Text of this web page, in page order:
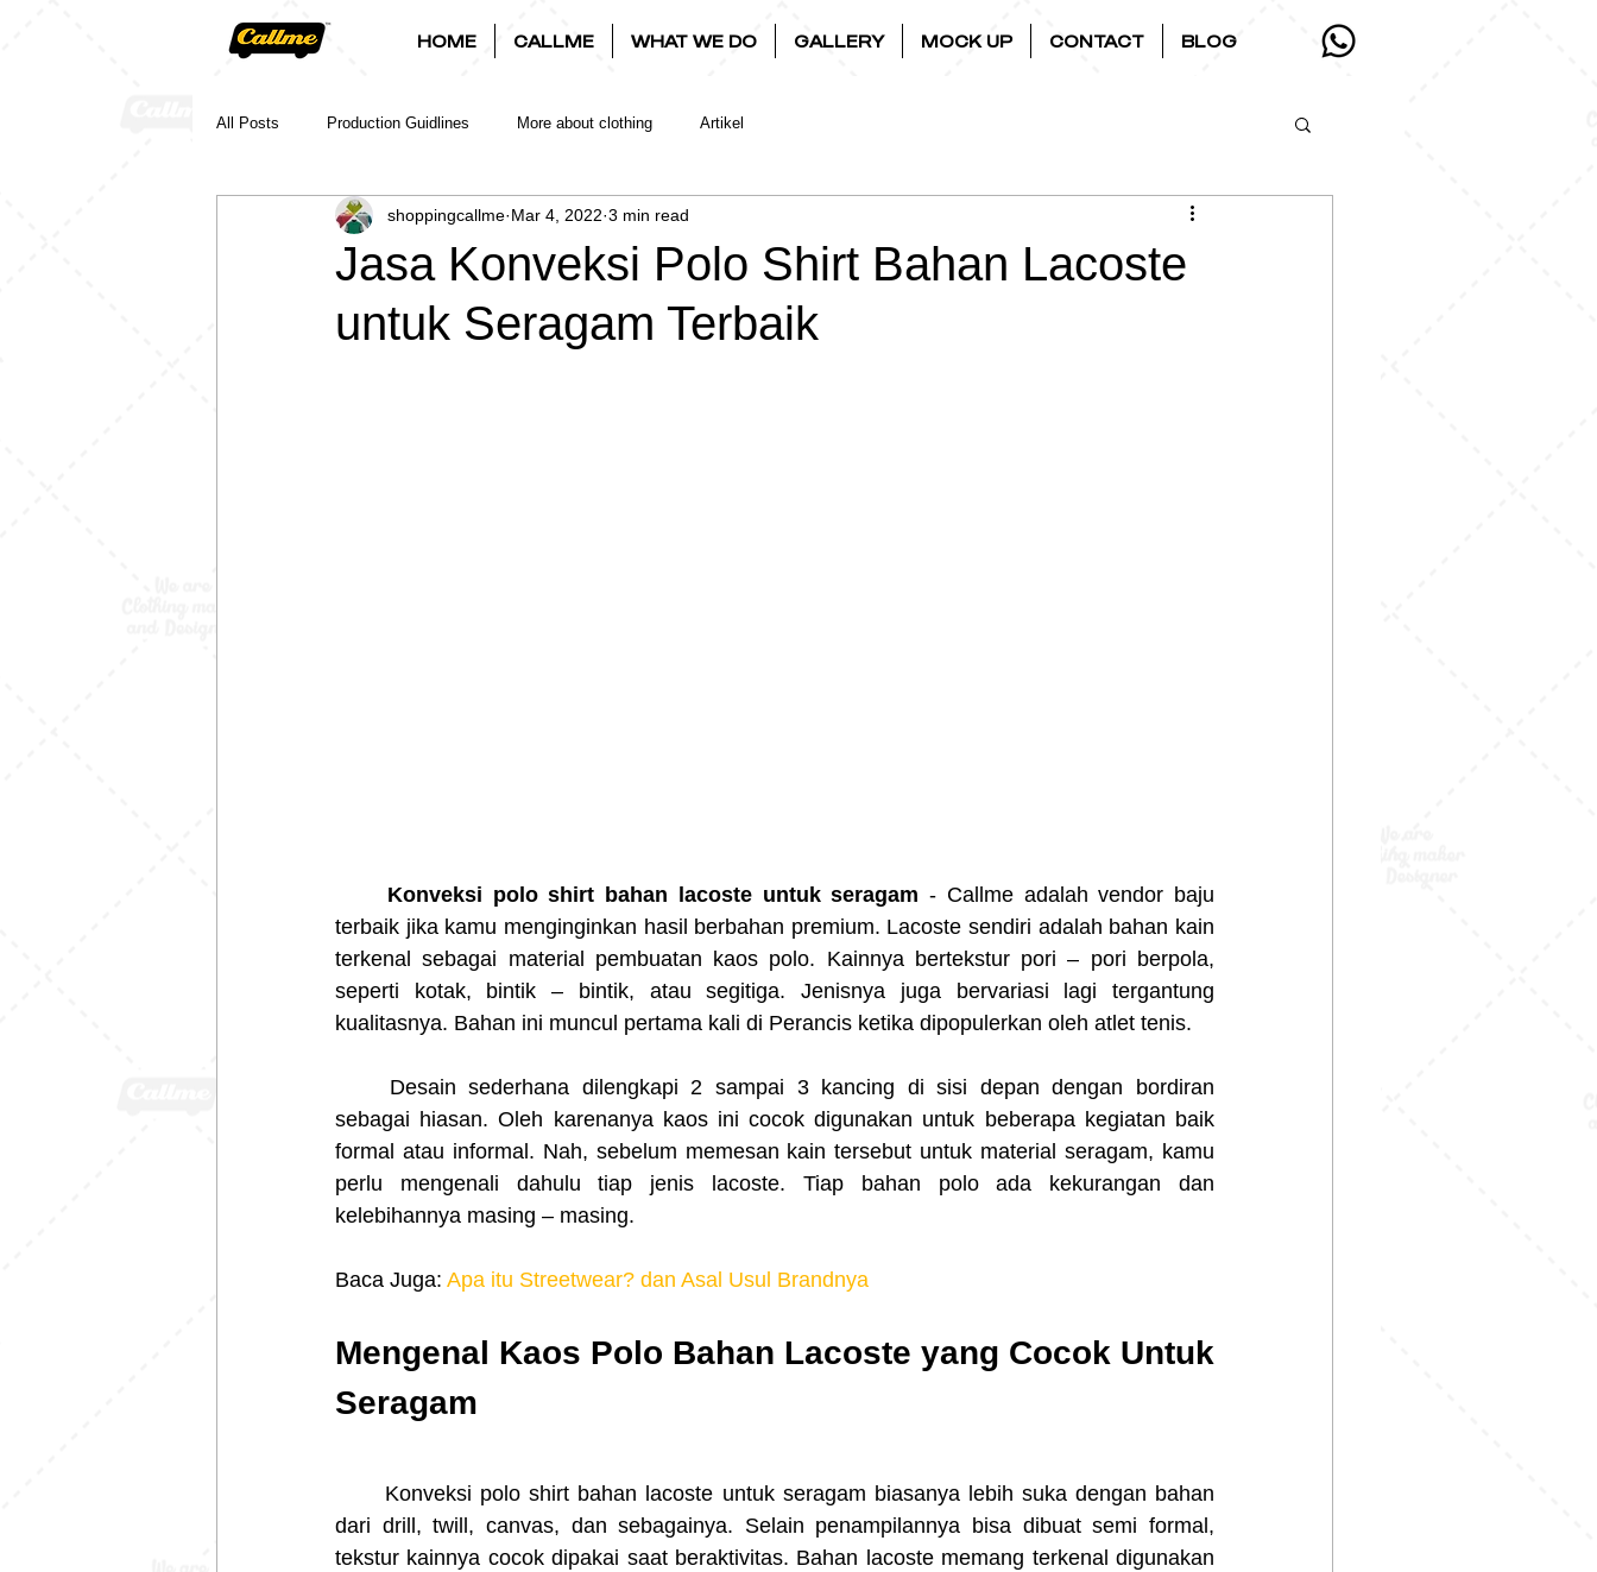
HOME CALLME WHAT WE DO GALLERY MOCK UP CONTACT BLOG
All Posts Production Guidlines More about clothing Artikel
Jasa Konveksi Polo Shirt Bahan Lacoste
untuk Seragam Terbaik
shoppingcallme Mar 4, 2022 3 min read
Konveksi polo shirt bahan lacoste untuk seragam - Callme adalah vendor baju
terbaik jika kamu menginginkan hasil berbahan premium. Lacoste sendiri adalah bahan kain
terkenal sebagai material pembuatan kaos polo. Kainnya bertekstur pori – pori berpola,
seperti kotak, bintik – bintik, atau segitiga. Jenisnya juga bervariasi lagi tergantung
kualitasnya. Bahan ini muncul pertama kali di Perancis ketika dipopulerkan oleh atlet tenis.
sebagai hiasan. Oleh karenanya kaos ini cocok digunakan untuk beberapa kegiatan baik
formal atau informal. Nah, sebelum memesan kain tersebut untuk material seragam, kamu
perlu mengenali dahulu tiap jenis lacoste. Tiap bahan polo ada kekurangan dan
kelebihannya masing – masing.
Baca Juga: Apa itu Streetwear? dan Asal Usul Brandnya
Mengenal Kaos Polo Bahan Lacoste yang Cocok Untuk
Seragam
dari drill, twill, canvas, dan sebagainya. Selain penampilannya bisa dibuat semi formal,
tekstur kainnya cocok dipakai saat beraktivitas. Bahan lacoste memang terkenal digunakan